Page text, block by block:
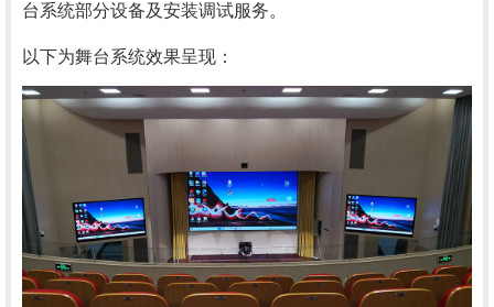
台系统部分设备及安装调试服务。
以下为舞台系统效果呈现：